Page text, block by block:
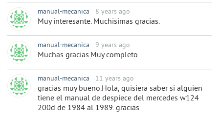
manual-mecanica 8 years ago
Muy interesante. Muchisimas gracias.
manual-mecanica 9 years ago
Muchas gracias.Muy completo
manual-mecanica 11 years ago
gracias muy bueno.Hola, quisiera saber si alguien
tiene el manual de despiece del mercedes w124
200d de 1984 al 1989. gracias